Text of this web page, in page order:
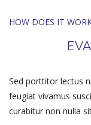
HOW DOES IT
Sed porttitor lectus
feugiat vivamus
curabitur non nulla